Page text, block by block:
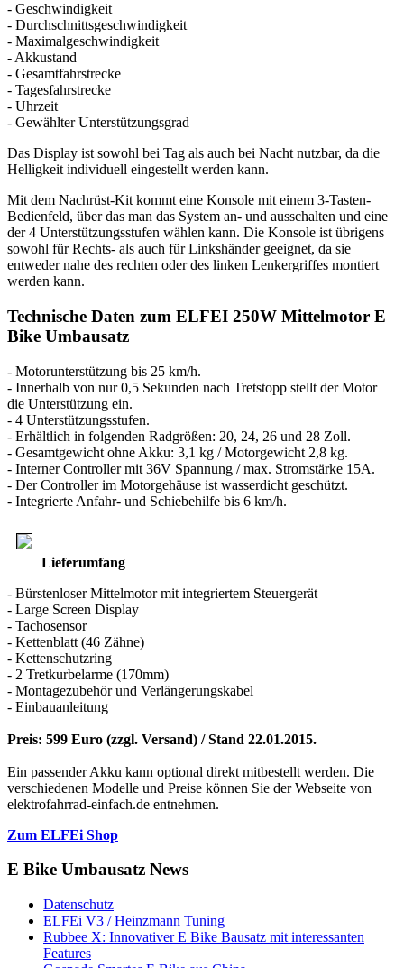
- Geschwindigkeit
- Durchschnittsgeschwindigkeit
- Maximalgeschwindigkeit
- Akkustand
- Gesamtfahrstrecke
- Tagesfahrstrecke
- Uhrzeit
- Gewählter Unterstützungsgrad
Das Display ist sowohl bei Tag als auch bei Nacht nutzbar, da die
Helligkeit individuell eingestellt werden kann.
Mit dem Nachrüst-Kit kommt eine Konsole mit einem 3-Tasten-
Bedienfeld, über das man das System an- und ausschalten und eine
der 4 Unterstützungsstufen wählen kann. Die Konsole ist übrigens
sowohl für Rechts- als auch für Linkshänder geeignet, da sie
entweder nahe des rechten oder des linken Lenkergriffes montiert
werden kann.
Technische Daten zum ELFEI 250W Mittelmotor E
Bike Umbausatz
- Motorunterstützung bis 25 km/h.
- Innerhalb von nur 0,5 Sekunden nach Tretstopp stellt der Motor
die Unterstützung ein.
- 4 Unterstützungsstufen.
- Erhältlich in folgenden Radgrößen: 20, 24, 26 und 28 Zoll.
- Gesamtgewicht ohne Akku: 3,1 kg / Motorgewicht 2,8 kg.
- Interner Controller mit 36V Spannung / max. Stromstärke 15A.
- Der Controller im Motorgehäuse ist wasserdicht geschützt.
- Integrierte Anfahr- und Schiebehilfe bis 6 km/h.
Lieferumfang
- Bürstenloser Mittelmotor mit integriertem Steuergerät
- Large Screen Display
- Tachosensor
- Kettenblatt (46 Zähne)
- Kettenschutzring
- 2 Tretkurbelarme (170mm)
- Montagezubehör und Verlängerungskabel
- Einbauanleitung
Preis: 599 Euro (zzgl. Versand) / Stand 22.01.2015.
Ein passender Akku kann optional direkt mitbestellt werden. Die
verschiedenen Modelle und Preise können Sie der Webseite von
elektrofahrrad-einfach.de entnehmen.
Zum ELFEi Shop
E Bike Umbausatz News
Datenschutz
ELFEi V3 / Heinzmann Tuning
Rubbee X: Innovativer E Bike Bausatz mit interessanten
Features